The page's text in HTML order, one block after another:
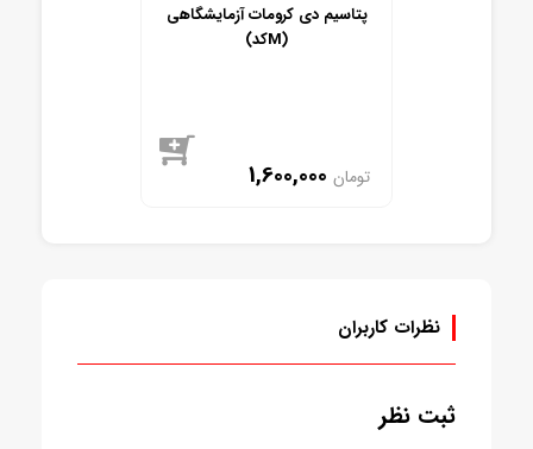
پتاسیم دی کرومات آزمایشگاهی
(کدM)
1,600,000 تومان
نظرات کاربران
ثبت نظر